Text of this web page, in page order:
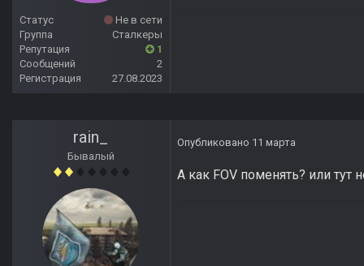
Статус
Не в сети
Группа
Сталкеры
Репутация
1
Сообщений
2
Регистрация
27.08.2023
rain_
Бывалый
Опубликовано 11 марта
А как FOV поменять? или тут